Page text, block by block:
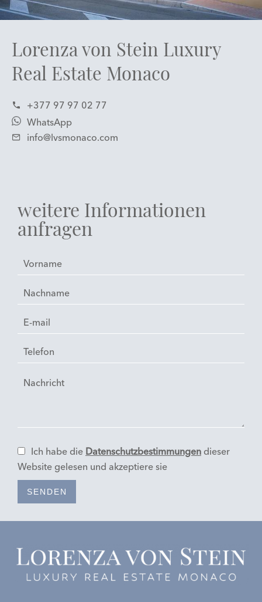
Lorenza von Stein Luxury
Real Estate Monaco
+377 97 97 02 77
WhatsApp
info@lvsmonaco.com
weitere Informationen
anfragen
Ich habe die Datenschutzbestimmungen dieser
Website gelesen und akzeptiere sie
SENDEN